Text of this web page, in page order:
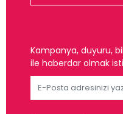
Kampanya, duyuru,
ile haberdar olmak